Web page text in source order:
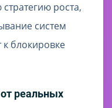
роста,
систем
блокировке
реальных